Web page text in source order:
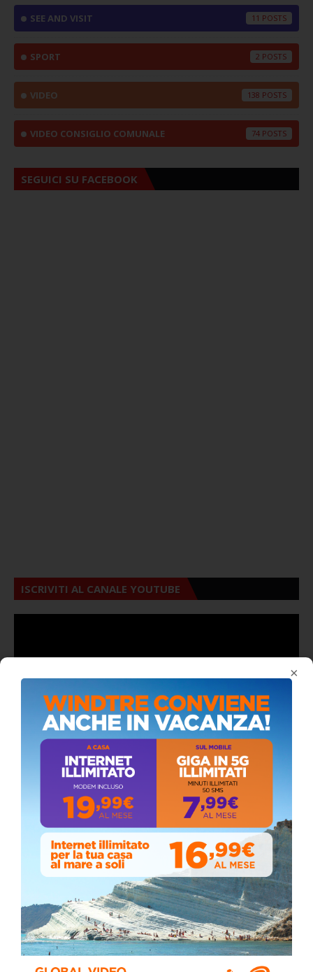
×
SEE AND VISIT 11
SPORT 2
VIDEO 138
VIDEO CONSIGLIO COMUNALE 74
SEGUICI SU FACEBOOK
ISCRIVITI AL CANALE YOUTUBE
ALMANACCO DEL GIORNO